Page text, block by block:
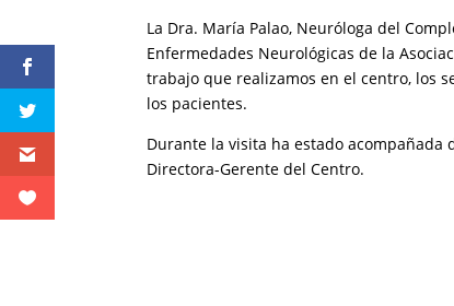
La Dra. María Palao, Neuróloga del
Enfermedades Neurológicas de la
trabajo que realizamos en el centro, los
los pacientes.
Durante la visita ha estado acompañada
Directora-Gerente del Centro.